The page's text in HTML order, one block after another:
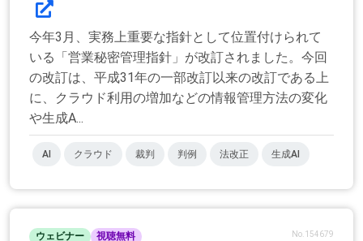
今年3月、実務上重要な指針として位置付けられて
いる「営業秘密管理指針」が改訂されました。今回
の改訂は、平成31年の一部改訂以来の改訂である上
に、クラウド利用の増加などの情報管理方法の変化
や生成A...
AI クラウド 裁判 判例 法改正 生成AI
ウェビナー 視聴無料 No.154679